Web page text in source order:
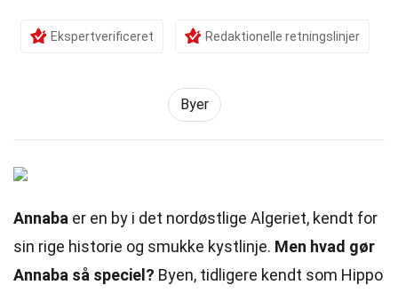
Ekspertverificeret Redaktionelle retningslinjer
Byer
Annaba er en by i det nordøstlige Algeriet, kendt for
sin rige historie og smukke kystlinje. Men hvad gør
Annaba så speciel? Byen, tidligere kendt som Hippo